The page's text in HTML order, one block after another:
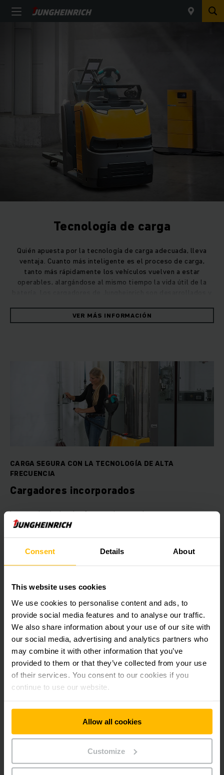
Consent Details About
This website uses cookies
We use cookies to personalise content and ads, to
provide social media features and to analyse our traffic.
We also share information about your use of our site with
our social media, advertising and analytics partners who
may combine it with other information that you’ve
provided to them or that they’ve collected from your use
of their services. You consent to our cookies if you
continue to use our website.
Allow all cookies
Customize
Tecnología de carga
Quién apuesta por la tecnología de carga adecuada, lleva
ventaja. Cuanto más inteligente es el proceso de carga,
tanto más rápidamente los vehículos vuelven a estar
operables, alargándose al mismo tiempo la vida útil de la
garantizar la interacción perfecta entre batería, carretilla y
cargador. Trátese de baterías plomo-ácido o de baterías de
VER MÁS INFORMACIÓN
CARGA SEGURA CON LA TECNOLOGÍA DE ALTA
FRECUENCIA
Cargadores incorporados
La tecnología de alta frecuencia garantizan una carga segura
y protegida para diferentes tipos de energía - para todos los
cargadores integrados para aplicaciones de 24 y 48 voltios.
OBTENER MÁS INFORMACIÓN
RENDIMIENTO ÓPTIMO Y MÁXIMA VIDA ÚTIL DE BATERÍAS
Cargadores estacionarios
Ofrecemos el cargador adecuado para su batería.